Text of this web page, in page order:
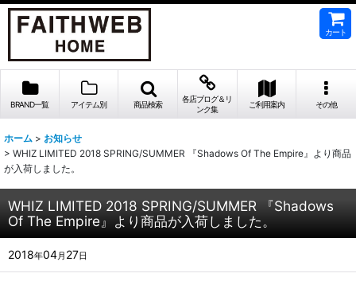
カート
BRAND一覧 アイテム別 商品検索
各店ブログ＆リ
ンク集
ご利用案内 その他
ホーム > お知らせ
> WHIZ LIMITED 2018 SPRING/SUMMER 『Shadows Of The Empire』より商品
が入荷しました。
WHIZ LIMITED 2018 SPRING/SUMMER 『Shadows
Of The Empire』より商品が入荷しました。
2018年04月 27日